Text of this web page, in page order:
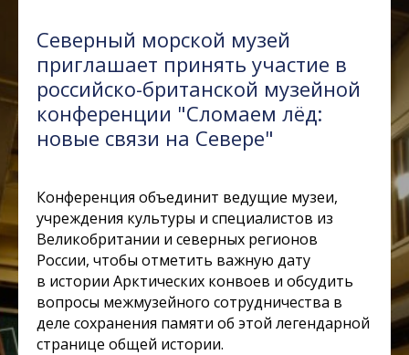
Северный морской музей
приглашает принять участие в
российско-британской музейной
конференции "Сломаем лёд:
новые связи на Севере"
Конференция объединит ведущие музеи,
учреждения культуры и специалистов из
Великобритании и северных регионов
России, чтобы отметить важную дату
в истории Арктических конвоев и обсудить
вопросы межмузейного сотрудничества в
деле сохранения памяти об этой легендарной
странице общей истории.